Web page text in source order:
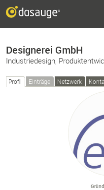
Designerei GmbH
Industriedesign,
Profil Einträge Netzwerk